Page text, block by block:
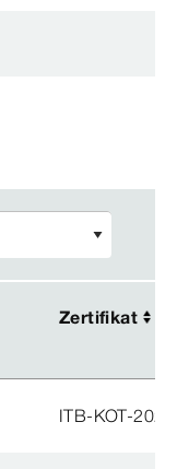
Zertifikat
Zertifikat
ITB-KOT-